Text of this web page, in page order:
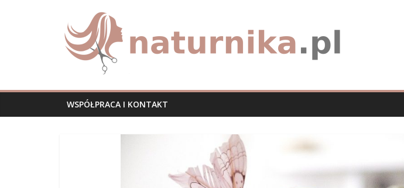
naturnika.pl
WSPÓŁPRACA I KONTAKT